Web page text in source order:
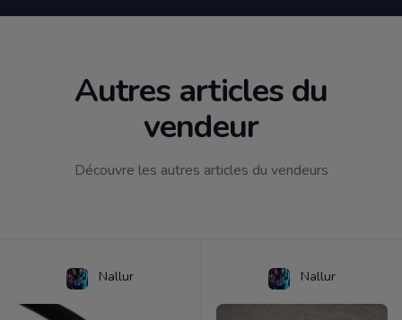
Autres articles du
vendeur
Découvre les autres articles du vendeurs
Nallur Nallur